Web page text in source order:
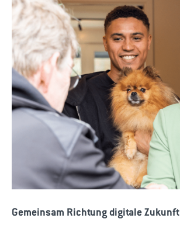
Gemeinsam Richtung digitale Zukunft